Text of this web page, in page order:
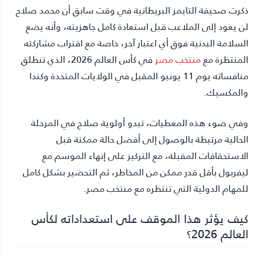
ذكرت صحيفة التايمز البريطانية في وقت سابق أن محمد صلاح
لن يعود إلى الملاعب قبل استعادة كامل جاهزيته، وأنه يضع
السلامة البدنية فوق أي اعتبار آخر، خاصة مع اقتراب مشاركته
المنتظرة معمنتخب مصر
في كأس العالم 2026، الذي تنطلق
منافساته يوم 11 يونيو المقبل في الولايات المتحدة وكندا
والمكسيك.
وفي ضوء هذه المعطيات، تبدو أولوية صلاح في المرحلة
الحالية مرتبطة بالوصول إلى أفضل حالة ممكنة قبل
الاستحقاقات المقبلة، مع التركيز على إنهاء الموسم مع
ليفربول بأقل قدر ممكن من المخاطر، ثم التحضير بشكل كامل
للمهام الدولية التي تنتظره مع منتخب مصر.
كيف يؤثر هذا الموقف على استعداداته لكأس
العالم 2026؟